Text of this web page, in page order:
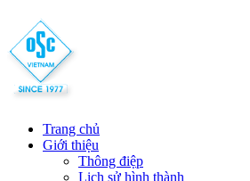
Trang chủ
Giới thiệu
Thông điệp
Lịch sử hình thành